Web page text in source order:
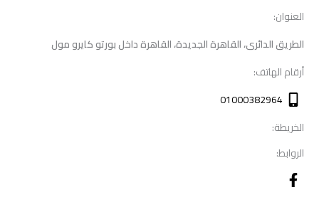
العنوان:
الطريق الدائرى، القاهرة الجديدة، القاهرة داخل بورتو كايرو مول
أرقام الهاتف:
01000382964
الخريطة:
الروابط: